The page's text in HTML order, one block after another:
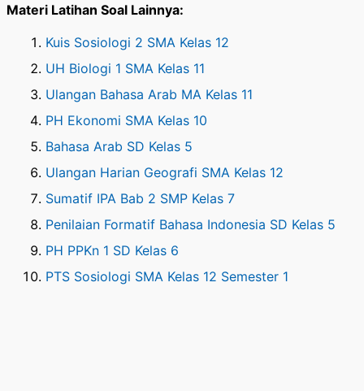
Materi Latihan Soal Lainnya:
Kuis Sosiologi 2 SMA Kelas 12
UH Biologi 1 SMA Kelas 11
Ulangan Bahasa Arab MA Kelas 11
PH Ekonomi SMA Kelas 10
Bahasa Arab SD Kelas 5
Ulangan Harian Geografi SMA Kelas 12
Sumatif IPA Bab 2 SMP Kelas 7
Penilaian Formatif Bahasa Indonesia SD Kelas 5
PH PPKn 1 SD Kelas 6
PTS Sosiologi SMA Kelas 12 Semester 1